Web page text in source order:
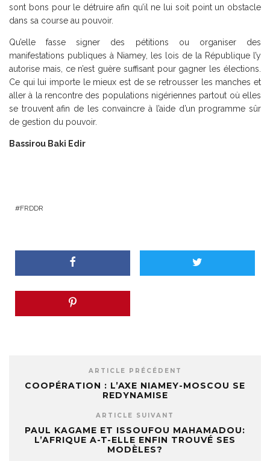
sont bons pour le détruire afin qu’il ne lui soit point un obstacle
dans sa course au pouvoir.
Qu’elle fasse signer des pétitions ou organiser des
manifestations publiques à Niamey, les lois de la République l’y
autorise mais, ce n’est guère suffisant pour gagner les élections.
Ce qui lui importe le mieux est de se retrousser les manches et
aller à la rencontre des populations nigériennes partout où elles
se trouvent afin de les convaincre à l’aide d’un programme sûr
de gestion du pouvoir.
Bassirou Baki Edir
FRDDR
ARTICLE PRÉCÉDENT
COOPÉRATION : L’AXE NIAMEY-MOSCOU SE
REDYNAMISE
ARTICLE SUIVANT
PAUL KAGAME ET ISSOUFOU MAHAMADOU:
L’AFRIQUE A-T-ELLE ENFIN TROUVÉ SES
MODÈLES?